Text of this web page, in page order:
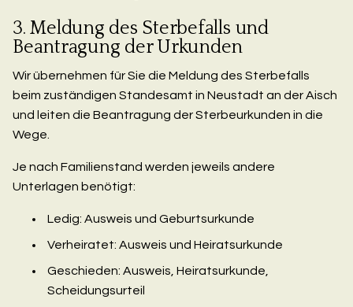
3. Meldung des Sterbefalls und
Beantragung der Urkunden
Wir übernehmen für Sie die Meldung des Sterbefalls
beim zuständigen Standesamt in Neustadt an der Aisch
und leiten die Beantragung der Sterbeurkunden in die
Wege.
Je nach Familienstand werden jeweils andere
Unterlagen benötigt:
Ledig: Ausweis und Geburtsurkunde
Verheiratet: Ausweis und Heiratsurkunde
Geschieden: Ausweis, Heiratsurkunde,
Scheidungsurteil